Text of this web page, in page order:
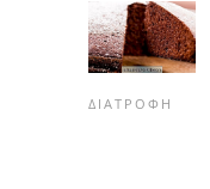
ΔΙΑΤΡΟΦΉ